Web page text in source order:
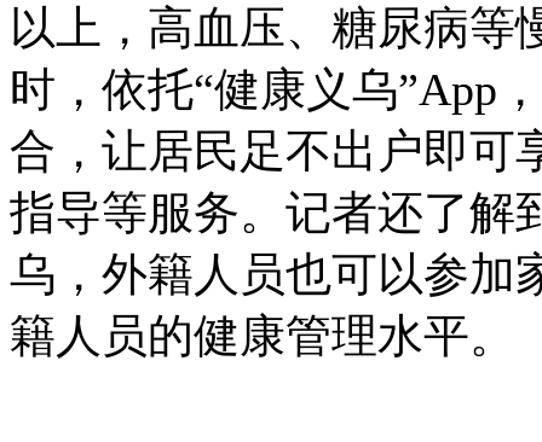
以上，高血压、糖尿病等
时，依托“健康义乌”App
合，让居民足不出户即可
指导等服务。记者还了解
乌，外籍人员也可以参加
籍人员的健康管理水平。